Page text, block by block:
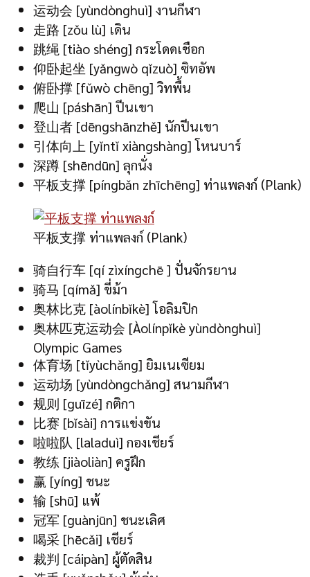
运动会 [yùndònghuì] งานกีฬา
走路 [zǒu lù] เดิน
跳绳 [tiào shéng] กระโดดเชือก
仰卧起坐 [yǎngwò qǐzuò] ซิทอัพ
俯卧撑 [fǔwò chēng] วิทพื้น
爬山 [páshān] ปีนเขา
登山者 [dēngshānzhě] นักปีนเขา
引体向上 [yǐntǐ xiàngshàng] โหนบาร์
深蹲 [shēndūn] ลุกนั่ง
平板支撑 [píngbǎn zhīchēng] ท่าแพลงก์ (Plank)
平板支撑 ท่าแพลงก์ (Plank)
骑自行车 [qí zìxíngchē ] ปั่นจักรยาน
骑马 [qímǎ] ขี่ม้า
奥林比克 [àolínbǐkè] โอลิมปิก
奥林匹克运动会 [Àolínpǐkè yùndònghuì]
Olympic Games
体育场 [tǐyùchǎng] ยิมเนเซียม
运动场 [yùndòngchǎng] สนามกีฬา
规则 [guīzé] กติกา
比赛 [bǐsài] การแข่งขัน
啦啦队 [laladuì] กองเชียร์
教练 [jiàoliàn] ครูฝึก
赢 [yíng] ชนะ
输 [shū] แพ้
冠军 [guànjūn] ชนะเลิศ
喝采 [hēcǎi] เชียร์
裁判 [cáipàn] ผู้ตัดสิน